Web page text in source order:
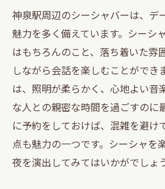
神泉駅周辺のシーシャバーは、デ
魅力を多く備えています。シーシ
はもちろんのこと、落ち着いた雰
しながら会話を楽しむことができ
は、照明が柔らかく、心地よい音
な人との親密な時間を過ごすのに
に予約をしておけば、混雑を避け
点も魅力の一つです。シーシャを
夜を演出してみてはいかがでしょ